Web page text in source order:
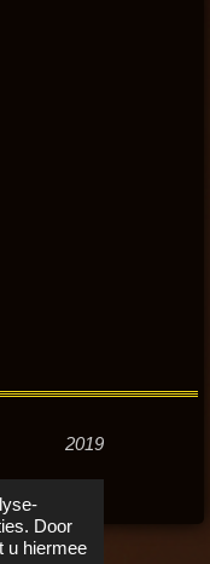
Door
u hiermee